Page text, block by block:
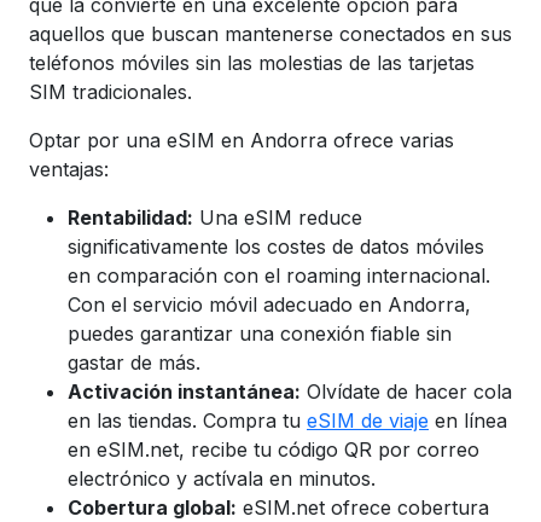
que la convierte en una excelente opción para
aquellos que buscan mantenerse conectados en sus
teléfonos móviles sin las molestias de las tarjetas
SIM tradicionales.
Optar por una eSIM en Andorra ofrece varias
ventajas:
Rentabilidad: Una eSIM reduce
significativamente los costes de datos móviles
en comparación con el roaming internacional.
Con el servicio móvil adecuado en Andorra,
puedes garantizar una conexión fiable sin
gastar de más.
Activación instantánea: Olvídate de hacer cola
en las tiendas. Compra tu eSIM de viaje en línea
en eSIM.net, recibe tu código QR por correo
electrónico y actívala en minutos.
Cobertura global: eSIM.net ofrece cobertura